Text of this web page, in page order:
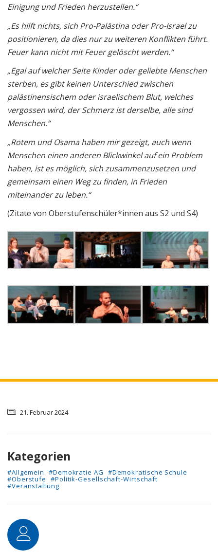
Einigung und Frieden herzustellen.“
„Es hilft nichts, sich Pro-Palästina oder Pro-Israel zu
positionieren, da dies nur zu weiteren Konflikten führt.
Feuer kann nicht mit Feuer gelöscht werden.“
„Egal auf welcher Seite Kinder oder geliebte Menschen
sterben, es gibt keinen Unterschied zwischen
palästinensischem oder israelischem Blut, welches
vergossen wird, der Schmerz ist derselbe, alle sind
Menschen.“
„Rotem und Osama haben mir gezeigt, auch wenn
Menschen einen anderen Blickwinkel auf ein Problem
haben, ist es möglich, sich zusammenzusetzen und
gemeinsam einen Weg zu finden, in Frieden
miteinander zu leben.“
(Zitate von Oberstufenschüler*innen aus S2 und S4)
21. Februar 2024
Kategorien
#Allgemein #Demokratie AG #Demokratische Schule
#Oberstufe #Politik-Gesellschaft-Wirtschaft
#Veranstaltung
Autor